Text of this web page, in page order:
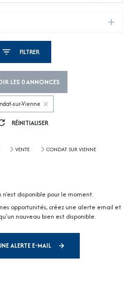
FILTRER
LES 0ANNONCES
sur-Vienne
RÉINITIALISER
VENTE
CONDAT SUR VIENNE
n'est disponible pour le moment.
opportunités, créez une alerte email et
nouveau bien est disponible.
ALERTE E-MAIL